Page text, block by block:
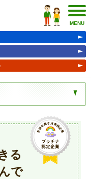
MENU
る
で